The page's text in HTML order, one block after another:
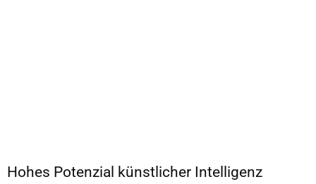
Hohes Potenzial künstlicher Intelligenz